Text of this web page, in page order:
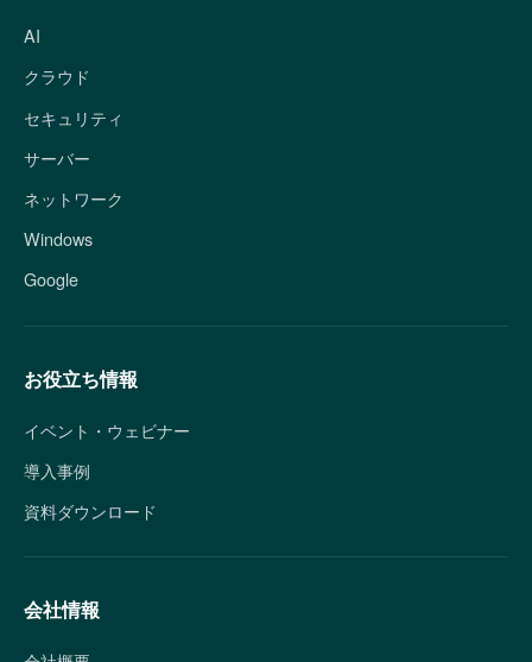
AI
クラウド
セキュリティ
サーバー
ネットワーク
Windows
Google
お役立ち情報
イベント・ウェビナー
導入事例
資料ダウンロード
会社情報